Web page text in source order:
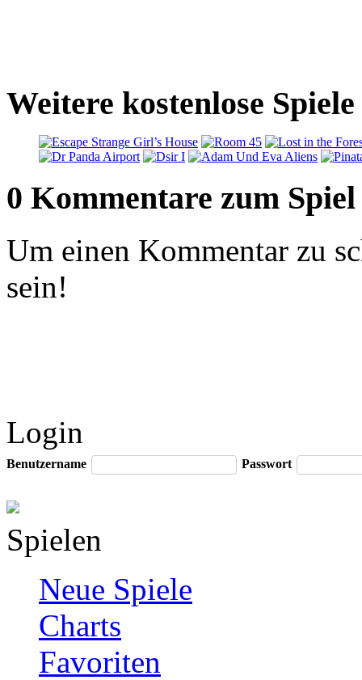
Weitere kostenlose
0 Kommentare zum Spiel
Um einen Kommentar zu
sein!
Login
Benutzername Passwort
Spielen
Neue Spiele
Charts
Favoriten